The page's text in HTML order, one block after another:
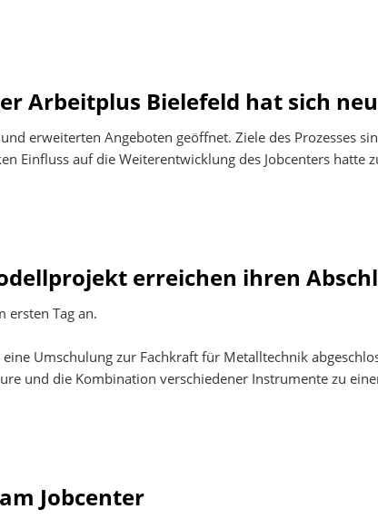
Arbeitplus Bielefeld hat sich
erweiterten Angeboten geöffnet. Ziele des Prozesses
Einfluss auf die Weiterentwicklung des Jobcenters hatte
erreichen ihren
ersten Tag an.
Umschulung zur Fachkraft für Metalltechnik
und die Kombination verschiedener Instrumente zu
Jobcenter